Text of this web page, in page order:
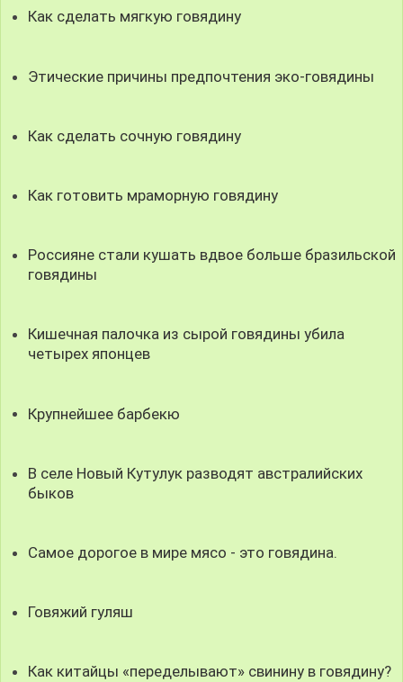
Как сделать мягкую говядину
Этические причины предпочтения эко-говядины
Как сделать сочную говядину
Как готовить мраморную говядину
Россияне стали кушать вдвое больше бразильской
говядины
Кишечная палочка из сырой говядины убила
четырех японцев
Крупнейшее барбекю
В селе Новый Кутулук разводят австралийских
быков
Самое дорогое в мире мясо - это говядина.
Говяжий гуляш
Как китайцы «переделывают» свинину в говядину?